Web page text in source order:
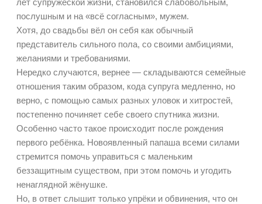
лет супружеской жизни, становился слабовольным,
послушным и на «всё согласным», мужем.
Хотя, до свадьбы вёл он себя как обычный
представитель сильного пола, со своими амбициями,
желаниями и требованиями.
Нередко случаются, вернее — складываются семейные
отношения таким образом, кода супруга медленно, но
верно, с помощью самых разных уловок и хитростей,
постепенно починяет себе своего спутника жизни.
Особенно часто такое происходит после рождения
первого ребёнка. Новоявленный папаша всеми силами
стремится помочь управиться с маленьким
беззащитным существом, при этом помочь и угодить
ненаглядной жёнушке.
Но, в ответ слышит только упрёки и обвинения, что он